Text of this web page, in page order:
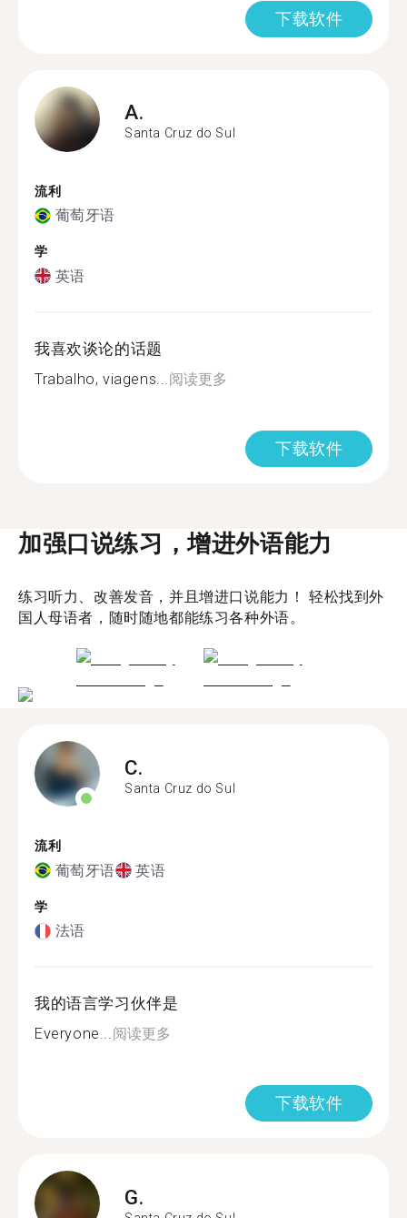
下载软件
A.
Santa Cruz do Sul
流利
葡萄牙语
学
英语
我喜欢谈论的话题
Trabalho, viagens... 阅读更多
下载软件
加强口说练习，增进外语能力
练习听力、改善发音，并且增进口说能力！ 轻松找到外
国人母语者，随时随地都能练习各种外语。
C.
Santa Cruz do Sul
流利
葡萄牙语 英语
学
法语
我的语言学习伙伴是
Everyone...阅读更多
下载软件
G.